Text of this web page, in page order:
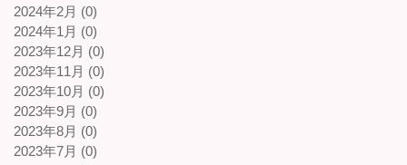
2024年2月 (0)
2024年1月 (0)
2023年12月 (0)
2023年11月 (0)
2023年10月 (0)
2023年9月 (0)
2023年8月 (0)
2023年7月 (0)